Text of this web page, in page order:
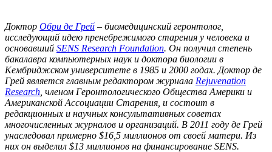
Доктор Обри де Грей – биомедицинский геронтолог,
исследующий идею пренебрежимого старения у человека и
основавший SENS Research Foundation. Он получил степень
бакалавра компьютерных наук и доктора биологии в
Кембриджском университете в 1985 и 2000 годах. Доктор де
Грей является главным редактором журнала Rejuvenation
Research , членом Геронтологического Общества Америки и
Американской Ассоциации Старения, и состоит в
редакционных и научных консультативных советах
многочисленных журналов и организаций. В 2011 году де Грей
унаследовал примерно $16,5 миллионов от своей матери. Из
них он выделил $13 миллионов на финансирование SENS.